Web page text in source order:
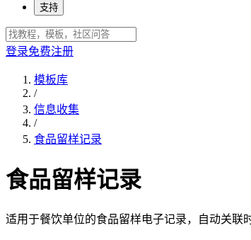
支持
登录免费注册
模板库
/
信息收集
/
食品留样记录
食品留样记录
适用于餐饮单位的食品留样电子记录，自动关联